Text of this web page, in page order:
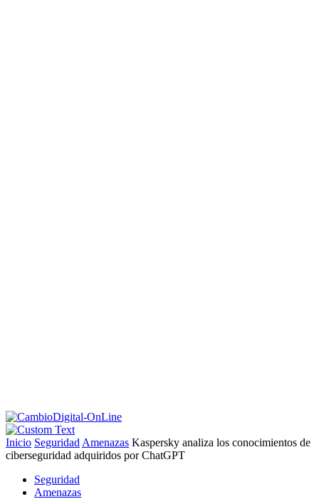
Inicio Seguridad Amenazas Kaspersky analiza los conocimientos de
ciberseguridad adquiridos por ChatGPT
Seguridad
Amenazas